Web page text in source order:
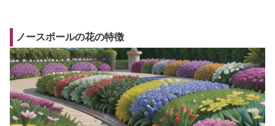
ノースポールの花の特徴